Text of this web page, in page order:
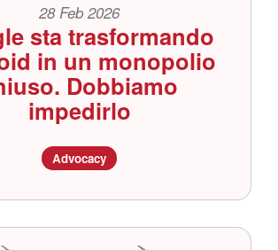
28 Feb 2026
sta trasformando
in un monopolio
Dobbiamo
impedirlo
Advocacy